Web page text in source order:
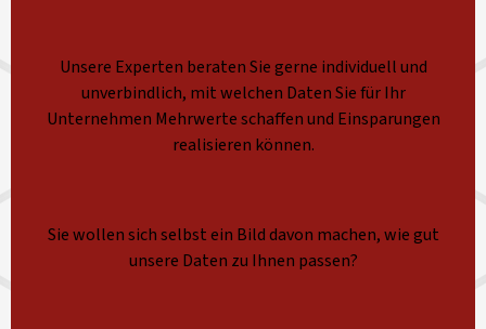
Unsere Experten beraten Sie gerne individuell und
unverbindlich, mit welchen Daten Sie für Ihr
Unternehmen Mehrwerte schaffen und Einsparungen
realisieren können.
Sie wollen sich selbst ein Bild davon machen, wie gut
unsere Daten zu Ihnen passen?